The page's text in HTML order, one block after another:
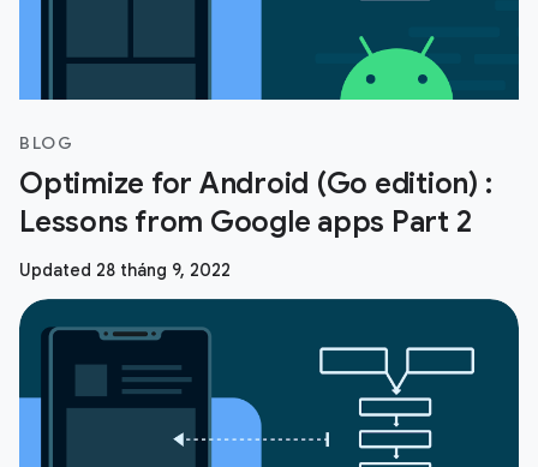
BLOG
Optimize for Android (Go edition) :
Lessons from Google apps Part 2
Updated 28 tháng 9, 2022